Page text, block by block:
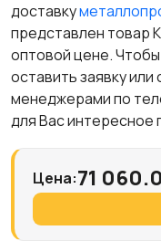
доставку
представлен товар
оптовой цене.
оставить заявку
менеджерами по
для Вас интересное
Цена:71